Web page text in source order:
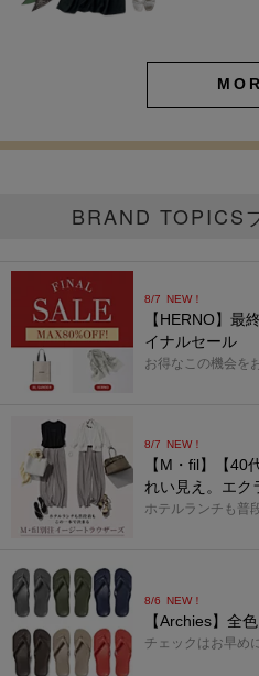
BRAND TOPICS
8/7 NEW！
【HERNO】最
イナルセール
お得なこの機会を
8/7 NEW！
【M・fil】【40
れい見え。エク
ホテルランチも普
8/6 NEW！
【Archies】全
チェックはお早め